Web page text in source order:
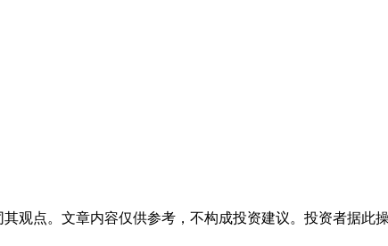
观点。文章内容仅供参考，不构成投资建议。投资者据此操